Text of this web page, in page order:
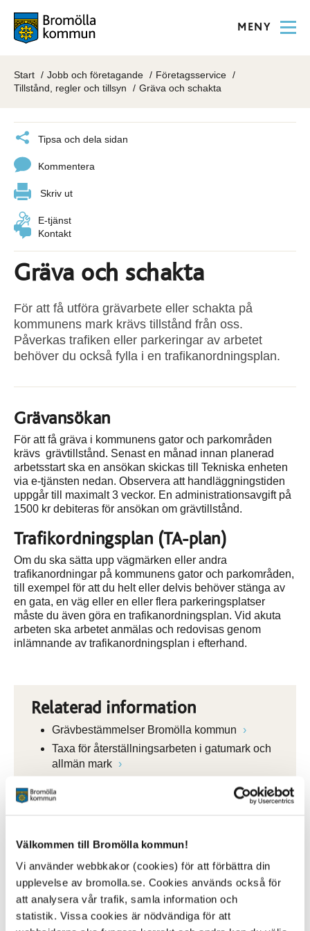
Välkommen till Bromölla kommun!
Vi använder webbkakor (cookies) för att förbättra din
upplevelse av bromolla.se. Cookies används också för
att analysera vår trafik, samla information och
statistik. Vissa cookies är nödvändiga för att
MENY
Start Jobb och företagande
Företagsservice
Tillstånd, regler och tillsyn
Gräva och schakta
Tipsa och dela sidan
Kommentera
Skriv ut
E-tjänst
Kontakt
Gräva och schakta
För att få utföra grävarbete eller schakta på
kommunens mark krävs tillstånd från oss.
Påverkas trafiken eller parkeringar av arbetet
behöver du också fylla i en trafikanordningsplan.
Grävansökan
För att få gräva i kommunens gator och parkområden
krävs grävtillstånd. Senast en månad innan planerad
arbetsstart ska en ansökan skickas till Tekniska enheten
via e-tjänsten nedan. Observera att handläggningstiden
uppgår till maximalt 3 veckor. En administrationsavgift på
1500 kr debiteras för ansökan om grävtillstånd.
Trafikordningsplan (TA-plan)
Om du ska sätta upp vägmärken eller andra
trafikanordningar på kommunens gator och parkområden,
till exempel för att du helt eller delvis behöver stänga av
en gata, en väg eller en eller flera parkeringsplatser
måste du även göra en trafikanordningsplan. Vid akuta
arbeten ska arbetet anmälas och redovisas genom
inlämnande av trafikanordningsplan i efterhand.
Relaterad information
Grävbestämmelser Bromölla kommun
Taxa för återställningsarbeten i gatumark och
allmän mark
E-tjänst
För att få utföra grävarbete eller schakta på
kommunens mark krävs tillstånd från oss.
Påverkas trafiken eller parkeringar av arbetet
behöver du också skicka in en